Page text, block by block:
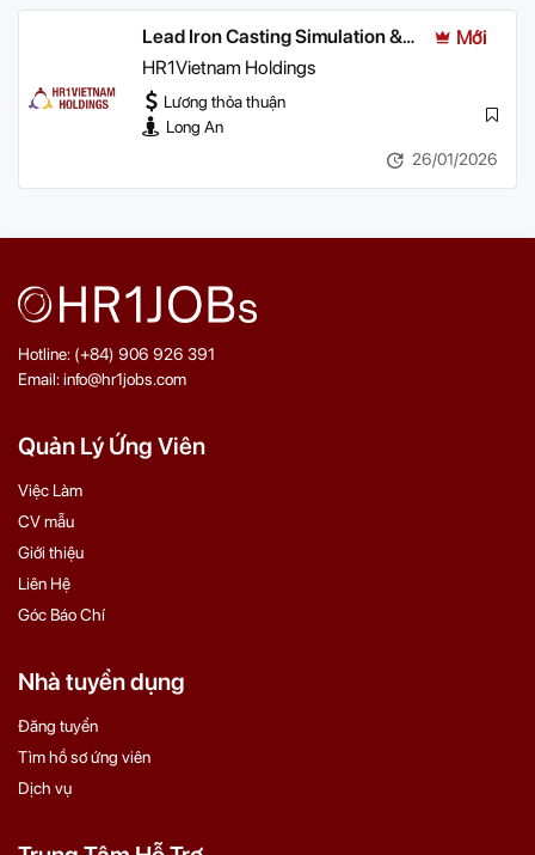
Lead Iron Casting Simulation &
Mold Design Engineer
(Senior/Leader)
Mới
HR1Vietnam Holdings
Lương thỏa thuận
Long An
26/01/2026
Hotline: (+84) 906 926 391
Email: info@hr1jobs.com
Quản Lý Ứng Viên
Việc Làm
CV mẫu
Giới thiệu
Liên Hệ
Góc Báo Chí
Nhà tuyển dụng
Đăng tuyển
Tìm hồ sơ ứng viên
Dịch vụ